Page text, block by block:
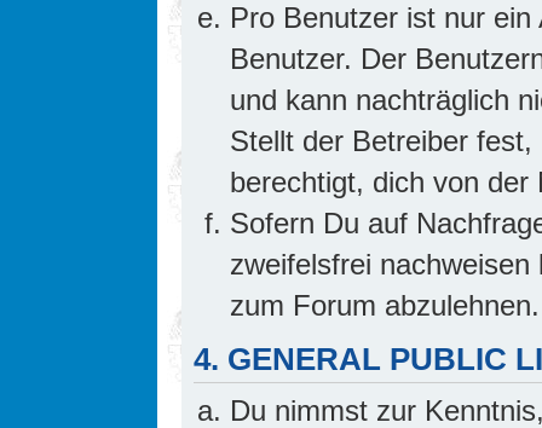
Pro Benutzer ist nur
Benutzer. Der
und kann nachträglich
Stellt der Betreiber
berechtigt, dich von
Sofern Du auf
zweifelsfrei
zum Forum abzulehnen.
4. GENERAL PUBLIC
Du nimmst zur